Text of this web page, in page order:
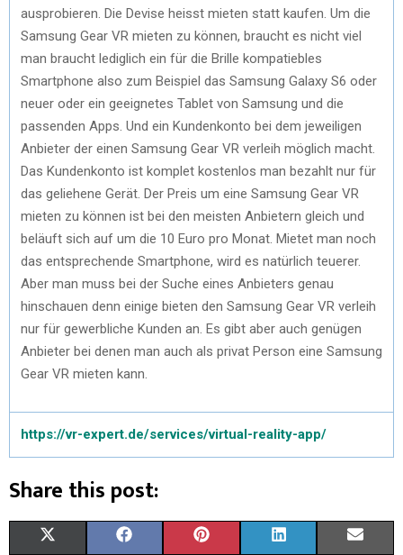
ausprobieren. Die Devise heisst mieten statt kaufen. Um die
Samsung Gear VR mieten zu können, braucht es nicht viel
man braucht lediglich ein für die Brille kompatiebles
Smartphone also zum Beispiel das Samsung Galaxy S6 oder
neuer oder ein geeignetes Tablet von Samsung und die
passenden Apps. Und ein Kundenkonto bei dem jeweiligen
Anbieter der einen Samsung Gear VR verleih möglich macht.
Das Kundenkonto ist komplet kostenlos man bezahlt nur für
das geliehene Gerät. Der Preis um eine Samsung Gear VR
mieten zu können ist bei den meisten Anbietern gleich und
beläuft sich auf um die 10 Euro pro Monat. Mietet man noch
das entsprechende Smartphone, wird es natürlich teuerer.
Aber man muss bei der Suche eines Anbieters genau
hinschauen denn einige bieten den Samsung Gear VR verleih
nur für gewerbliche Kunden an. Es gibt aber auch genügen
Anbieter bei denen man auch als privat Person eine Samsung
Gear VR mieten kann.
https://vr-expert.de/services/virtual-reality-app/
Share this post: